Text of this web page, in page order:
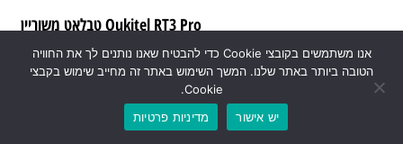
Oukitel RT3 Pro טבלאט משוריין
עם ביצועים מתקדמים
הוספה לסל
אנו משתמשים בקובצי Cookie כדי להבטיח שאנו נותנים לך את החוויה
הטובה ביותר באתר שלנו. המשך השימוש באתר זה מחייב שימוש בקבצי
Cookie.
יש אישור
מדיניות פרטיות